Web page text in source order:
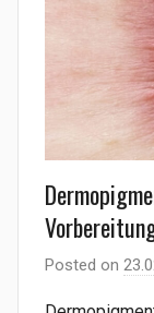
Posted on